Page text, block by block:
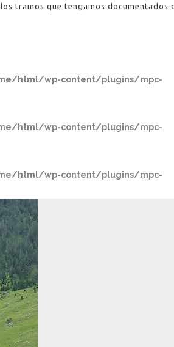
tramos que tengamos documentados
html/wp-content/plugins/mpc-
html/wp-content/plugins/mpc-
html/wp-content/plugins/mpc-